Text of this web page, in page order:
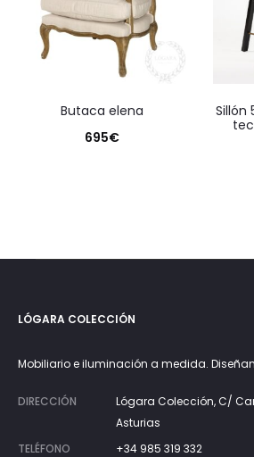
butaca elena
695€
sillón 51x54x70 madera de
LÓGARA COLECCIÓN
Mobiliario e iluminación a medida.
DIRECCIÓN
Lógara Colección, C/
Asturias
TELÉFONO
+34 985 319 332